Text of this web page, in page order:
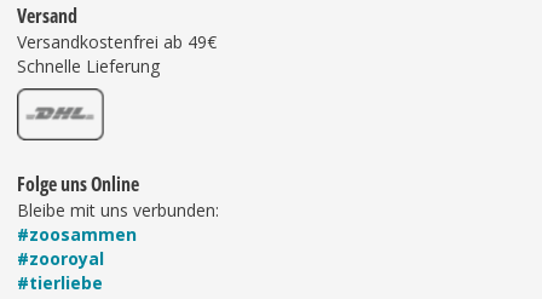
Versand
Versandkostenfrei ab 49€
Schnelle Lieferung
Folge uns Online
Bleibe mit uns verbunden:
#zoosammen
#zooroyal
#tierliebe